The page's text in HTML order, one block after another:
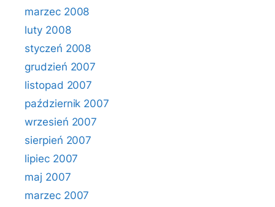
marzec 2008
luty 2008
styczeń 2008
grudzień 2007
listopad 2007
październik 2007
wrzesień 2007
sierpień 2007
lipiec 2007
maj 2007
marzec 2007